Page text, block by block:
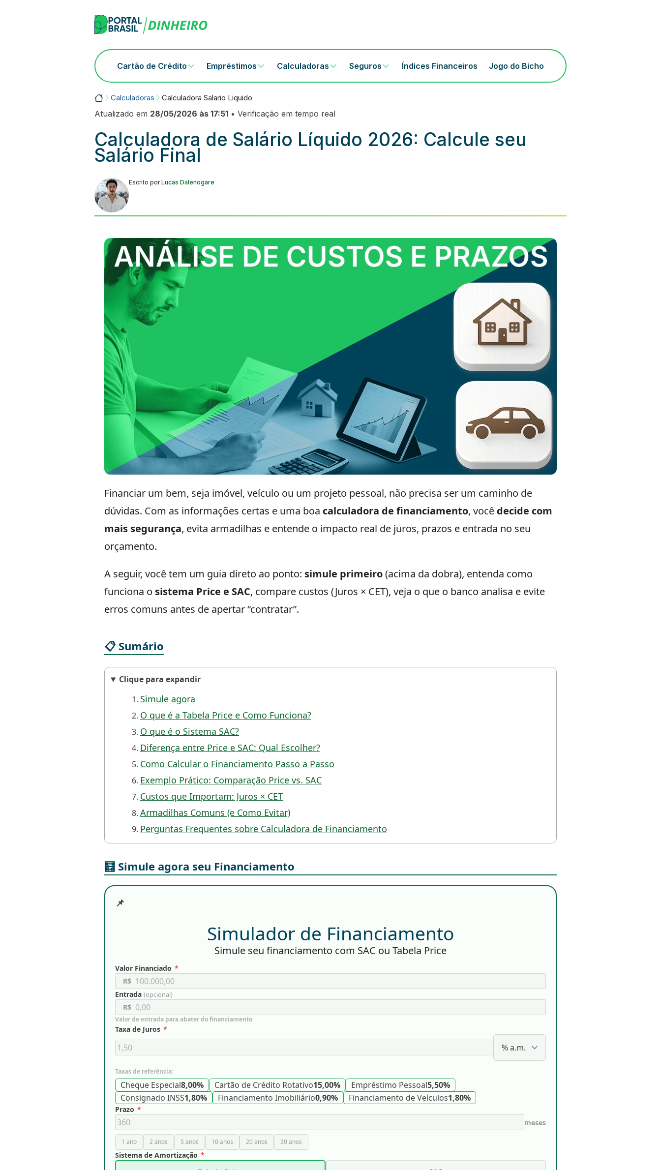
Cartão de Crédito Empréstimos Calculadoras Seguros Índices Financeiros Jogo do Bicho
Portalbrasil
Calculadoras Calculadora Salario Liquido
Atualizado em 28/05/2026 às 17:51 • Verificação em tempo real
Calculadora de Salário Líquido 2026: Calcule seu
Salário Final
Escrito porLucas Dalenogare
Financiar um bem, seja imóvel, veículo ou um projeto pessoal, não precisa ser um caminho de
dúvidas. Com as informações certas e uma boa calculadora de financiamento, você decide com
mais segurança, evita armadilhas e entende o impacto real de juros, prazos e entrada no seu
orçamento.
A seguir, você tem um guia direto ao ponto: simule primeiro(acima da dobra), entenda como
funciona o sistema Price e SAC, compare custos (Juros × CET), veja o que o banco analisa e evite
erros comuns antes de apertar “contratar”.
📋 Sumário
Clique para expandir
Simule agora
O que é a Tabela Price e Como Funciona?
O que é o Sistema SAC?
Diferença entre Price e SAC: Qual Escolher?
Como Calcular o Financiamento Passo a Passo
Exemplo Prático: Comparação Price vs. SAC
Custos que Importam: Juros × CET
Armadilhas Comuns (e Como Evitar)
Perguntas Frequentes sobre Calculadora de Financiamento
🧮 Simule agora seu Financiamento
📌
Simulador de Financiamento
Simule seu financiamento com SAC ou Tabela Price
Valor Financiado *
R$
Entrada (opcional)
R$
Valor de entrada para abater do financiamento
Taxa de Juros *
Taxas de referência:
Cheque Especial8,00% Cartão de Crédito Rotativo15,00% Empréstimo Pessoal5,50%
Consignado INSS1,80% Financiamento Imobiliário0,90% Financiamento de Veículos1,80%
Prazo *
meses
1 ano 2 anos 5 anos 10 anos 20 anos 30 anos
Sistema de Amortização *